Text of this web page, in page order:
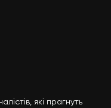
які прагнуть